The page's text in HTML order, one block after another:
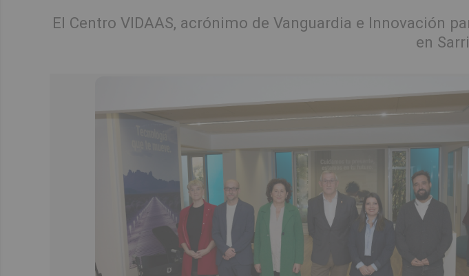
El Centro VIDAAS, acrónimo de Vanguardia e Innovación
en